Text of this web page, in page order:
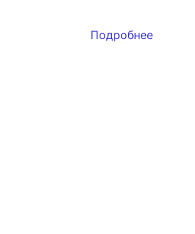
Подробнее